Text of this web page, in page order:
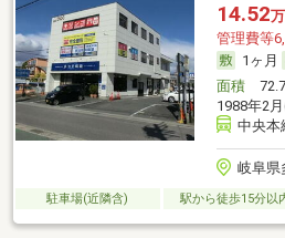
14.52
管理費等
1ヶ月
面積
1988年2
中央本
岐阜県
駐車場(近隣含) 駅から徒歩15分以